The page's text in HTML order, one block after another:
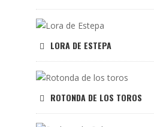
LORA DE ESTEPA
ROTONDA DE LOS TOROS